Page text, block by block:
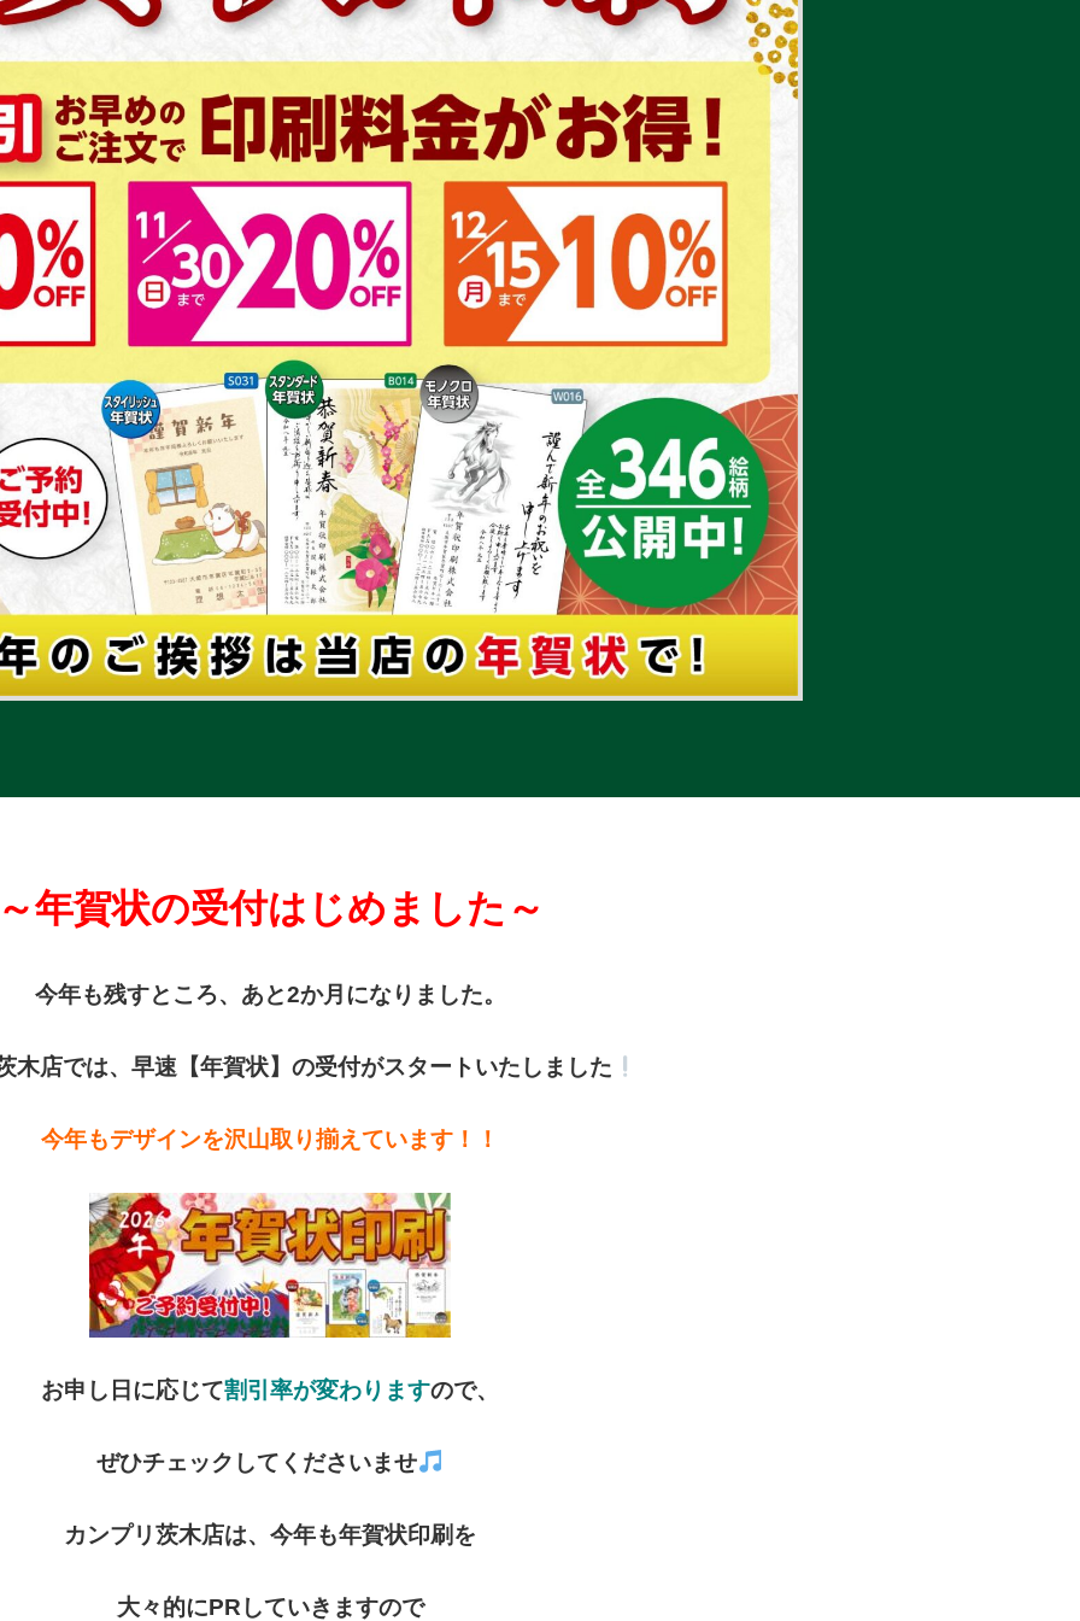
年賀状の受付はじめました～
今年も残すところ、あと2か月になりました。
木店では、早速【年賀状】の受付がスタートいたしました
今年もデザインを沢山取り揃えています！！
お申し日に応じて割引率が変わりますので、
ぜひチェックしてくださいませ
カンプリ茨木店は、今年も年賀状印刷を
大々的にPRしていきますので